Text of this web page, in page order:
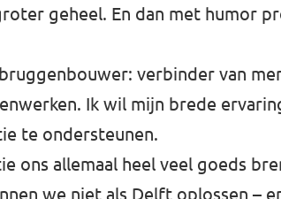
geheel. En dan met humor
verbinder van
Ik wil mijn brede
te ondersteunen.
ons allemaal heel veel goeds
we niet als Delft oplossen –